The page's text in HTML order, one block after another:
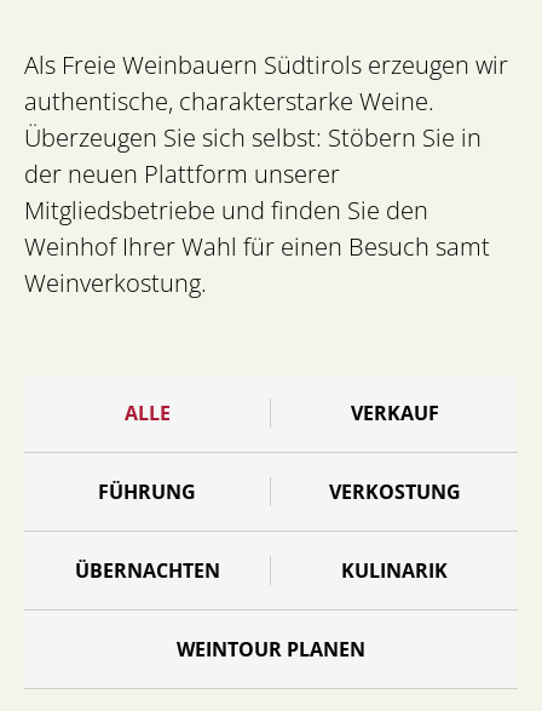
Als Freie Weinbauern Südtirols erzeugen wir
authentische, charakterstarke Weine.
Überzeugen Sie sich selbst: Stöbern Sie in
der neuen Plattform unserer
Mitgliedsbetriebe und finden Sie den
Weinhof Ihrer Wahl für einen Besuch samt
Weinverkostung.
ALLE VERKAUF
FÜHRUNG VERKOSTUNG
ÜBERNACHTEN KULINARIK
WEINTOUR PLANEN